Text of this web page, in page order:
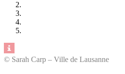
© Sarah Carp – Ville de Lausanne